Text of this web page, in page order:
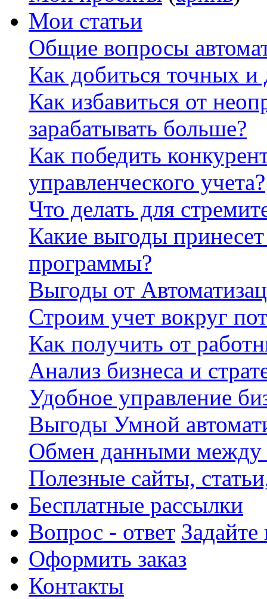
Мои статьи
Общие вопросы
Как добиться точных
Как избавиться от
зарабатывать больше?
Как победить
управленческого учета?
Что делать для
Какие выгоды
программы?
Выгоды от
Строим учет вокруг
Как получить от
Анализ бизнеса и
Удобное управление
Выгоды Умной
Обмен данными между
Полезные сайты,
Бесплатные рассылки
Вопрос - ответ
Оформить заказ
Контакты